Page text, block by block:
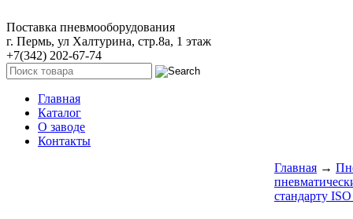
Поставка пневмооборудования
г. Пермь, ул Халтурина, стр.8а, 1 этаж
+7(342) 202-67-74
Главная
Каталог
О заводе
Контакты
Главная →
стандарту